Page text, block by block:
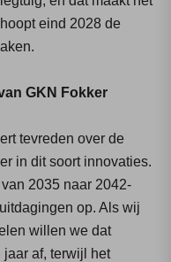
eind 2028 de
GKN Fokker
tevreden over de
in dit soort innovaties.
2035 naar 2042-
op. Als wij
willen we dat
jaar af, terwijl het